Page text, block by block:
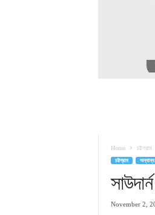
Home চট্টগ্রাম
চট্টগ্রাম অন্যান্য
November 2,